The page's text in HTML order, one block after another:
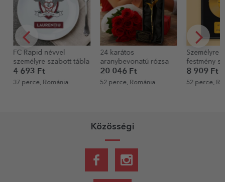
FC Rapid névvel
személyre szabott tábla
4 693 Ft
37 perce, Románia
24 karátos
aranybevonatú rózsa
20 046 Ft
52 perce, Románia
Személyre
festmény
Az Arany
8 909 Ft
52 perce,
Közösségi